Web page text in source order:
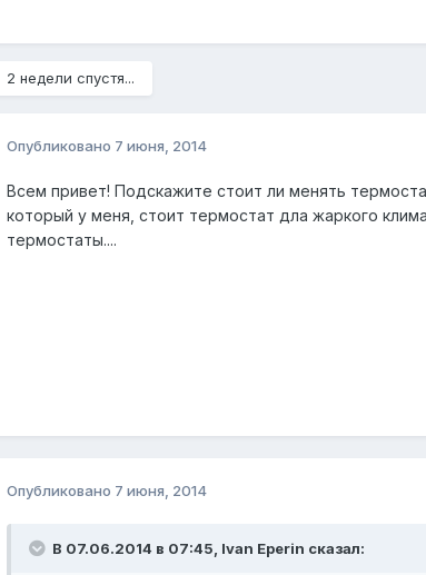
2 недели спустя...
Опубликовано 7 июня, 2014
Всем привет! Подскажите стоит ли менять
который у меня, стоит термостат дла жаркого
термостаты....
Опубликовано 7 июня, 2014
В 07.06.2014 в 07:45, Ivan Eperin сказал: